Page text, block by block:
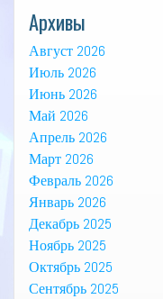
Архивы
Август 2026
Июль 2026
Июнь 2026
Май 2026
Апрель 2026
Март 2026
Февраль 2026
Январь 2026
Декабрь 2025
Ноябрь 2025
Октябрь 2025
Сентябрь 2025